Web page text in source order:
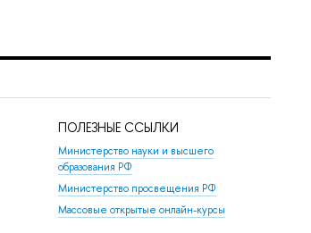
ПОЛЕЗНЫЕ ССЫЛКИ
Министерство науки и высшего
образования РФ
Министерство просвещения РФ
Массовые открытые онлайн-курсы